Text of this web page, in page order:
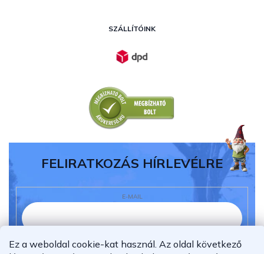
Ez a weboldal cookie-kat használ. Az oldal következő
SZÁLLÍTÓINK
FELIRATKOZÁS HÍRLEVÉLRE
E-MAIL
Elolvastam és megértettem azadatvédelmi